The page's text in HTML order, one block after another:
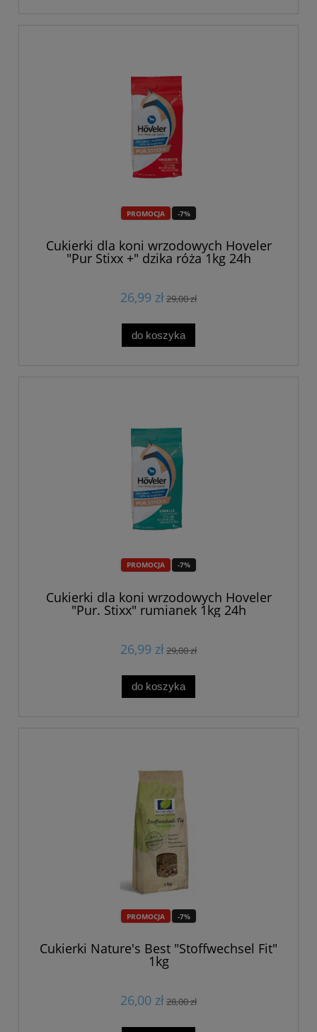
PROMOCJA -7%
Cukierki dla koni wrzodowych Hoveler
"Pur Stixx +" dzika róża 1kg 24h
26,99 zł29,00 zł
do koszyka
PROMOCJA -7%
Cukierki dla koni wrzodowych Hoveler
"Pur. Stixx" rumianek 1kg 24h
26,99 zł29,00 zł
do koszyka
PROMOCJA -7%
Cukierki Nature's Best "Stoffwechsel Fit"
1kg
26,00 zł28,00 zł